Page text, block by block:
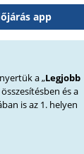
app
a „Legjobb
és a
is az 1. helyen